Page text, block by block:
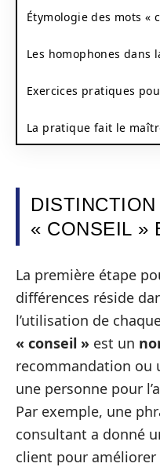
Étymologie des mots «
Les homophones dans
Exercices pratiques
La pratique fait le
« CONSEIL »
La première étape
différences réside
l’utilisation de
« conseil » est un
recommandation ou
une personne pour
Par exemple, une
consultant a donné
client pour